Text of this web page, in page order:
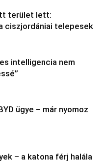
terület lett:
ciszjordániai telepesek
intelligencia nem
ügye – már nyomoz
– a katona férj halála